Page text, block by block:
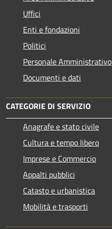
Uffici
Enti e fondazioni
Politici
Personale Amministrativo
Documenti e dati
CATEGORIE DI SERVIZIO
Anagrafe e stato civile
Cultura e tempo libero
Imprese e Commercio
Appalti pubblici
Catasto e urbanistica
Mobilità e trasporti